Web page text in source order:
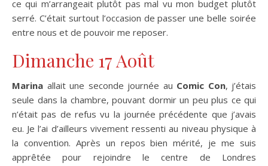
ce qui m’arrangeait plutôt pas mal vu mon budget plutôt
serré. C’était surtout l’occasion de passer une belle soirée
entre nous et de pouvoir me reposer.
Dimanche 17 Août
Marina allait une seconde journée au Comic Con, j’étais
seule dans la chambre, pouvant dormir un peu plus ce qui
n’était pas de refus vu la journée précédente que j’avais
eu. Je l’ai d’ailleurs vivement ressenti au niveau physique à
la convention. Après un repos bien mérité, je me suis
apprêtée pour rejoindre le centre de Londres